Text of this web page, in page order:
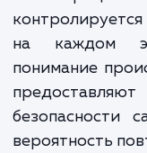
Мы начинаем
проблем,
точно
эффективно
это